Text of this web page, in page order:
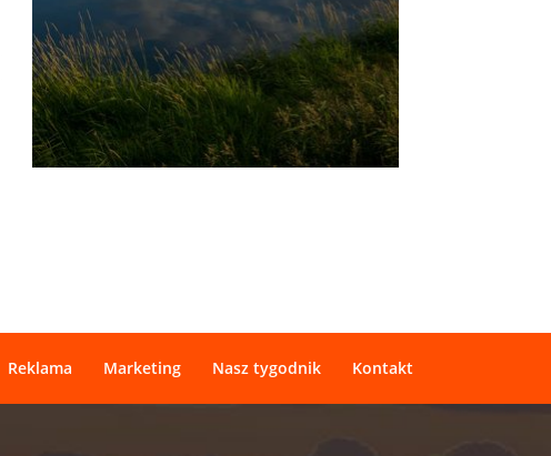
Reklama Marketing Nasz tygodnik Kontakt